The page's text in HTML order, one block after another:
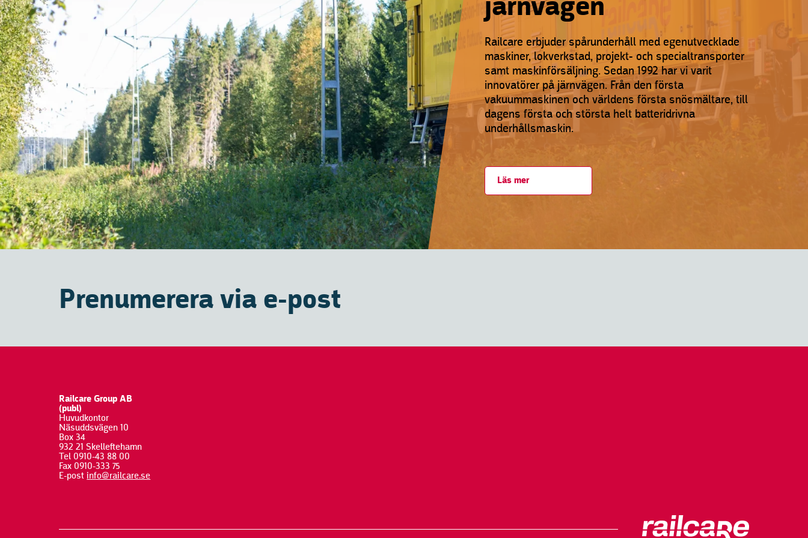
järnvägen
Railcare erbjuder spårunderhåll med egenutvecklade
maskiner, lokverkstad, projekt- och specialtransporter
samt maskinförsäljning. Sedan 1992 har vi varit
innovatörer på järnvägen. Från den första
vakuummaskinen och världens första snösmältare, till
dagens första och största helt batteridrivna
underhållsmaskin.
Läs mer
Prenumerera via e-post
Railcare Group AB
(publ)
Huvudkontor
Näsuddsvägen 10
Box 34
932 21 Skelleftehamn
Tel 0910-43 88 00
Fax 0910-333 75
E-post info@railcare.se